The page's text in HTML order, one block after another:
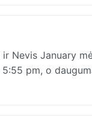
January
pm, o